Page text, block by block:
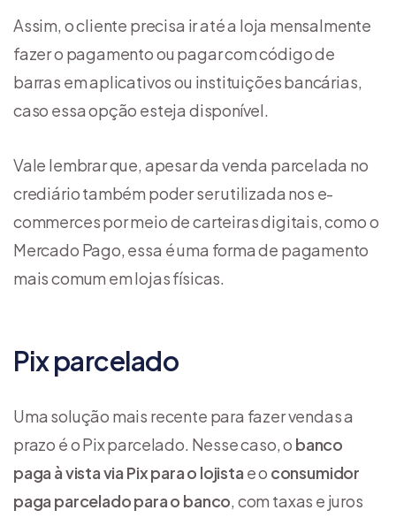
Assim, o cliente precisa ir até a loja mensalmente
fazer o pagamento ou pagar com código de
barras em aplicativos ou instituições bancárias,
caso essa opção esteja disponível.
Vale lembrar que, apesar da venda parcelada no
crediário também poder ser utilizada nos e-
commerces por meio de carteiras digitais, como o
Mercado Pago, essa é uma forma de pagamento
mais comum em lojas físicas.
Pix parcelado
Uma solução mais recente para fazer vendas a
prazo é o Pix parcelado. Nesse caso, o banco
paga à vista via Pix para o lojista e o consumidor
paga parcelado para o banco, com taxas e juros